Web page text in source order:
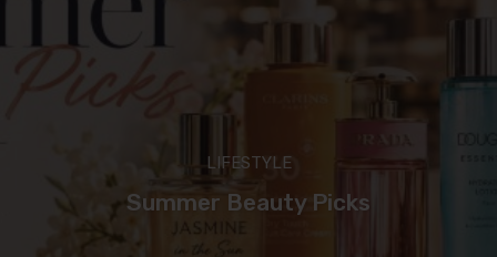
LIFESTYLE
Summer Beauty Picks